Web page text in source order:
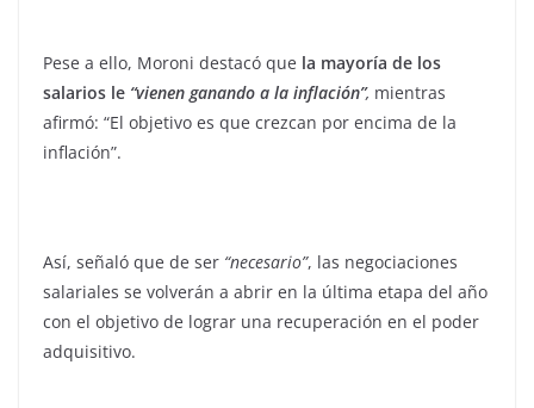
Pese a ello, Moroni destacó que la mayoría de los
salarios le “vienen ganando a la inflación”, mientras
afirmó: “El objetivo es que crezcan por encima de la
inflación”.
Así, señaló que de ser “necesario”, las negociaciones
salariales se volverán a abrir en la última etapa del año
con el objetivo de lograr una recuperación en el poder
adquisitivo.